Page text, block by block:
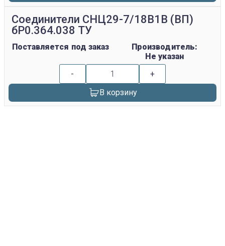
Соединители СНЦ29-7/18В1В (ВП)
бР0.364.038 ТУ
Поставляется под заказ
Производитель:
Не указан
-
+
В корзину